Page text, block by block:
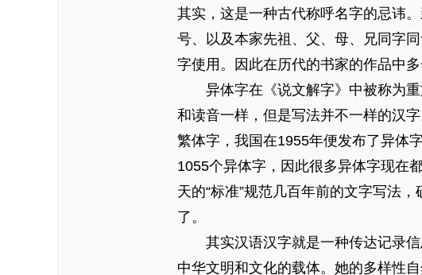
其实，这是一种古代称呼名字的忌讳
号、以及本家先祖、父、母、兄同字
字使用。因此在历代的书家的作品中
异体字在《说文解字》中被称为重
和读音一样，但是写法并不一样的汉
繁体字，我国在1955年便发布了异体
1055个异体字，因此很多异体字现在
天的“标准”规范几百年前的文字写法，
了。
其实汉语汉字就是一种传达记录信
中华文明和文化的载体。她的多样性